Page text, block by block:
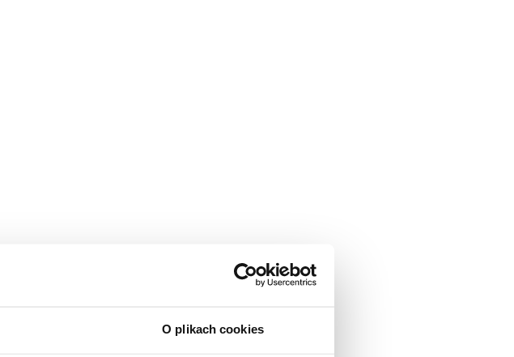
O plikach cookies